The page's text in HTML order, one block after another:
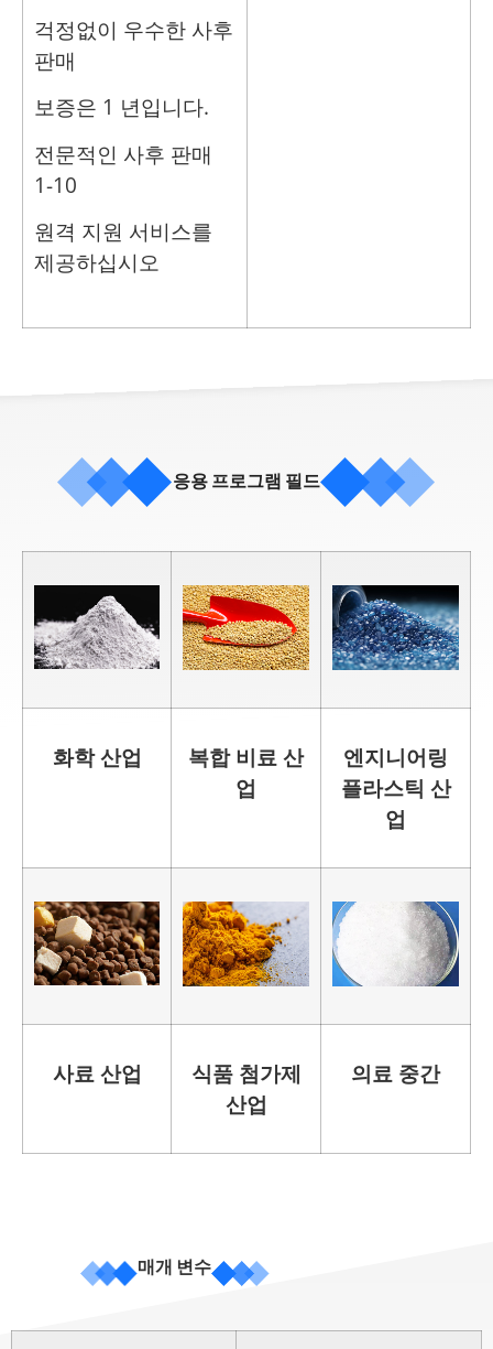
걱정없이 우수한 사후
판매
보증은 1 년입니다.
전문적인 사후 판매
1-10
원격 지원 서비스를
제공하십시오
응용 프로그램 필드
화학 산업
복합 비료 산
업
엔지니어링
플라스틱 산
업
사료 산업
식품 첨가제
산업
의료 중간
매개 변수